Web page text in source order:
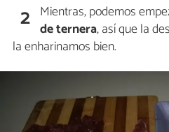
2 Mientras, podemos
de ternera, así que la
la enharinamos bien.